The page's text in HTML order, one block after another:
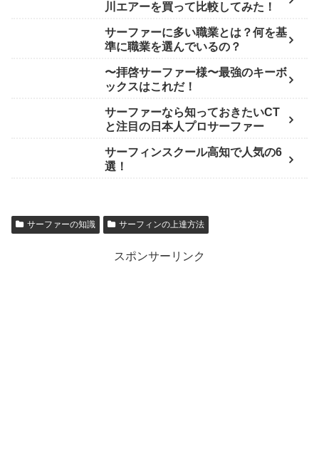
川エアーを買って比較してみた！
サーファーに多い職業とは？何を基
準に職業を選んでいるの？
〜拝啓サーファー様〜最強のキーボ
ックスはこれだ！
サーファーなら知っておきたいCT
と注目の日本人プロサーファー
サーフィンスクール高知で人気の6
選！
サーファーの知識 サーフィンの上達方法
スポンサーリンク